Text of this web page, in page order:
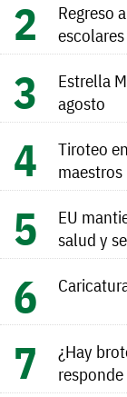
Regreso
escolares
Estrella
agosto
Tiroteo
EU
salud y
¿Hay
responde